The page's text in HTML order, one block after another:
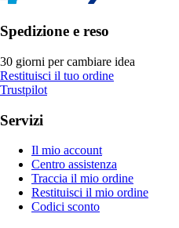
Spedizione e reso
30 giorni per cambiare idea
Restituisci il tuo ordine
Trustpilot
Servizi
Il mio account
Centro assistenza
Traccia il mio ordine
Restituisci il mio ordine
Codici sconto